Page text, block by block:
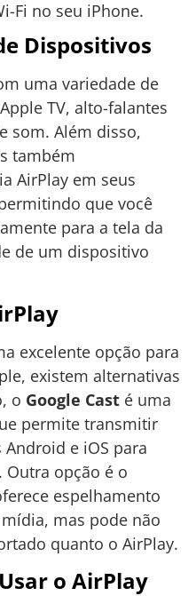
Fi no seu iPhone.
Dispositivos
uma variedade de
TV, alto-falantes
som. Além disso,
também
AirPlay em seus
que você
para a tela da
de um dispositivo
excelente opção para
existem alternativas
o Google Cast é uma
permite transmitir
e iOS para
opção é o
espelhamento
mas pode não
quanto o AirPlay.
o AirPlay